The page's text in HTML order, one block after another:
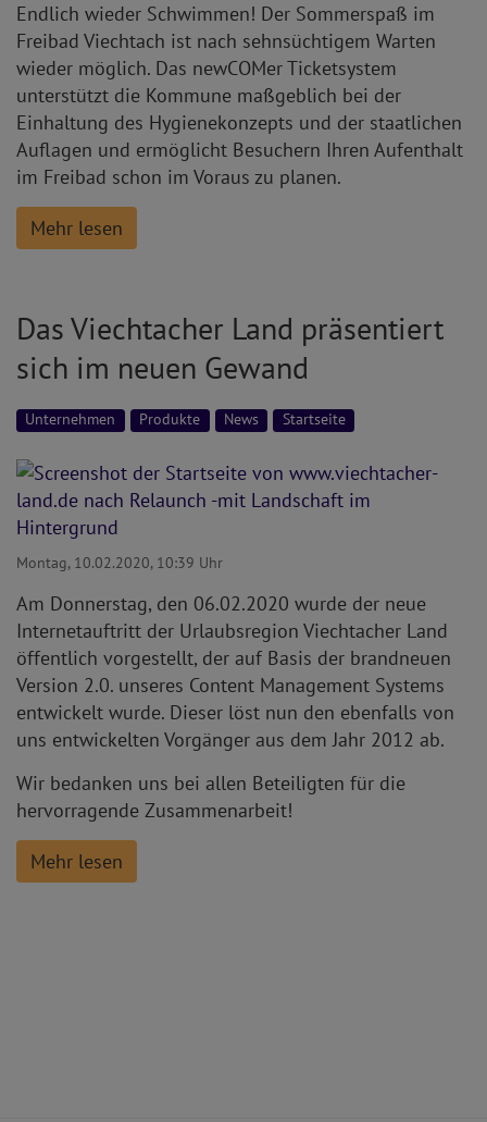
Endlich wieder Schwimmen! Der Sommerspaß im
Freibad Viechtach ist nach sehnsüchtigem Warten
wieder möglich. Das newCOMer Ticketsystem
unterstützt die Kommune maßgeblich bei der
Einhaltung des Hygienekonzepts und der staatlichen
Auflagen und ermöglicht Besuchern Ihren Aufenthalt
im Freibad schon im Voraus zu planen.
Mehr lesen
Das Viechtacher Land präsentiert
sich im neuen Gewand
Unternehmen Produkte News Startseite
Montag, 10.02.2020, 10:39 Uhr
Am Donnerstag, den 06.02.2020 wurde der neue
Internetauftritt der Urlaubsregion Viechtacher Land
öffentlich vorgestellt, der auf Basis der brandneuen
Version 2.0. unseres Content Management Systems
entwickelt wurde. Dieser löst nun den ebenfalls von
uns entwickelten Vorgänger aus dem Jahr 2012 ab.
Wir bedanken uns bei allen Beteiligten für die
hervorragende Zusammenarbeit!
Mehr lesen